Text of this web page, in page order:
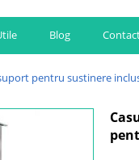
Blog
pentru sustinere